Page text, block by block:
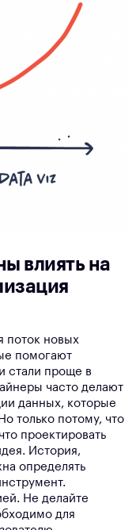
влиять на
поток новых
помогают
стали проще в
часто делают
данных, которые
только потому, что
проектировать
История,
определять
Не делайте
для